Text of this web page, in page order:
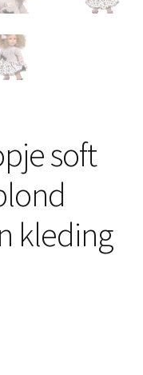
soft
kleding